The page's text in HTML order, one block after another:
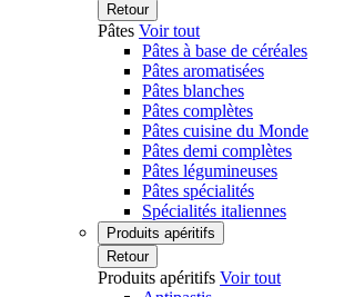
Retour
Pâtes Voir tout
Pâtes à base de céréales
Pâtes aromatisées
Pâtes blanches
Pâtes complètes
Pâtes cuisine du Monde
Pâtes demi complètes
Pâtes légumineuses
Pâtes spécialités
Spécialités italiennes
Produits apéritifs
Retour
Produits apéritifs Voir tout